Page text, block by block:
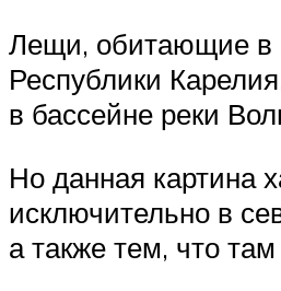
Лещи, обитающие в
Республики
в бассейне реки
Но данная картина
исключительно в
а также тем, что